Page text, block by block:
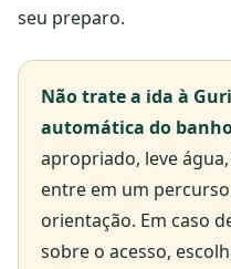
seu preparo.
Não trate a ida à
automática do
apropriado, leve
entre em um
orientação. Em caso
sobre o acesso,